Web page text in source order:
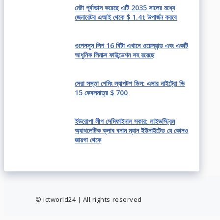
মেটা পূর্বাভাস করেছে এটি 2035 সালের মধ্যে
জেনারেটর এআই থেকে $ 1.4t উপার্জন করবে
ওপেনসুস লিপ 16 বিটা এখানে ওয়েল্যান্ড এবং একটি
আধুনিক লিনাক্স ফাউন্ডেশন সহ রয়েছে
সেরা সস্তা গেমিং ল্যাপটপ ডিল: এসার নাইট্রো ভি
15 কেবলমাত্র $ 700
ইউরোপা লীগ সেমিফাইনাল সকার: লাইভস্ট্রিম
অ্যাথলেটিক ক্লাব বনাম ম্যান ইউনাইটেড যে কোনও
জায়গা থেকে
© ictworld24 | All rights reserved